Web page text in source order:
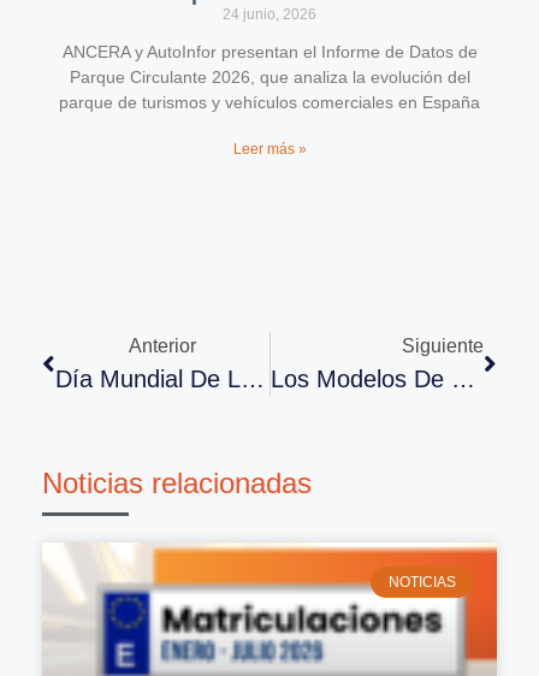
24 junio, 2026
ANCERA y AutoInfor presentan el Informe de Datos de
Parque Circulante 2026, que analiza la evolución del
parque de turismos y vehículos comerciales en España
Leer más »
Anterior
Día Mundial De La Seguridad Y La Salud En El Trabajo
Siguiente
Los Modelos De Vehículos Nuevos Tendrán Llamada De Emergencia Automática En 2018
Noticias relacionadas
NOTICIAS